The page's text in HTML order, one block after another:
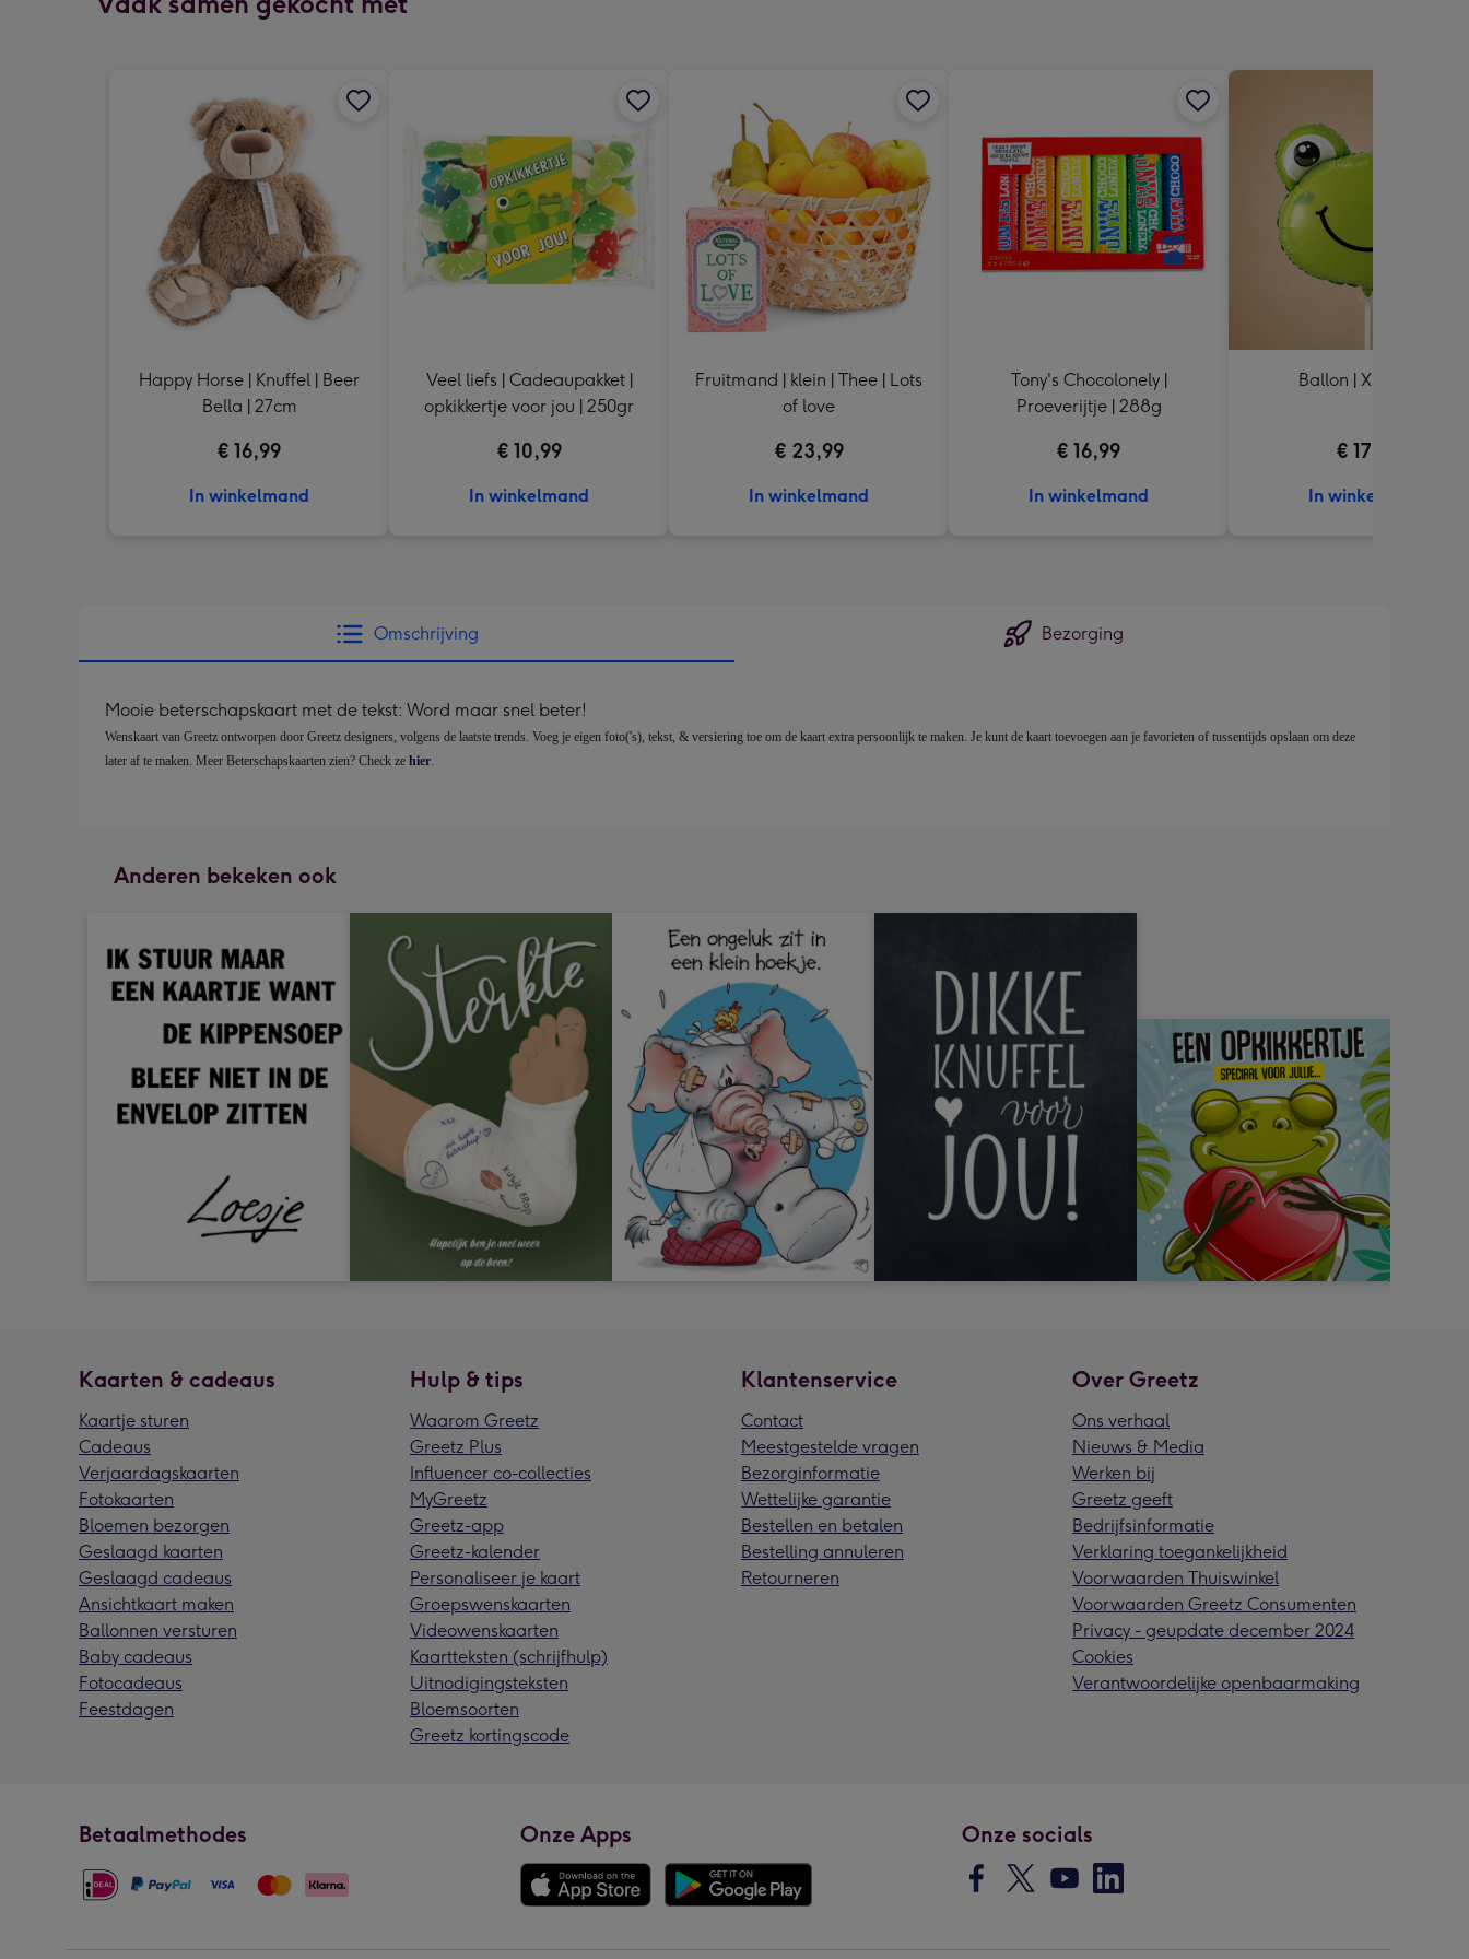
Happy Horse | Knuffel | Beer
Bella | 27cm
€ 16,99
In winkelmand
Veel liefs | Cadeaupakket |
opkikkertje voor jou | 250gr
€ 10,99
In winkelmand
Fruitmand | klein | Thee | Lots
of love
€ 23,99
In winkelmand
Tony's Chocolonely |
Proeverijtje | 288g
€ 16,99
In winkelmand
Ballon | XL | Kikker
€ 17,99
In winkelmand
Omschrijving Bezorging
Mooie beterschapskaart met de tekst: Word maar snel beter!
Wenskaart van Greetz ontworpen door Greetz designers, volgens de laatste trends. Voeg je eigen foto('s), tekst, & versiering toe om de kaart extra persoonlijk te maken. Je kunt de kaart toevoegen aan je favorieten of tussentijds opslaan om deze
later af te maken. Meer Beterschapskaarten zien? Check ze hier.
Anderen bekeken ook
Kaarten & cadeaus
Kaartje sturen
Cadeaus
Verjaardagskaarten
Fotokaarten
Bloemen bezorgen
Geslaagd kaarten
Geslaagd cadeaus
Ansichtkaart maken
Ballonnen versturen
Baby cadeaus
Fotocadeaus
Feestdagen
Hulp & tips
Waarom Greetz
Greetz Plus
Influencer co-collecties
MyGreetz
Greetz-app
Greetz-kalender
Personaliseer je kaart
Groepswenskaarten
Videowenskaarten
Kaartteksten (schrijfhulp)
Uitnodigingsteksten
Bloemsoorten
Greetz kortingscode
Klantenservice
Contact
Meestgestelde vragen
Bezorginformatie
Wettelijke garantie
Bestellen en betalen
Bestelling annuleren
Retourneren
Over Greetz
Ons verhaal
Nieuws & Media
Werken bij
Greetz geeft
Bedrijfsinformatie
Verklaring toegankelijkheid
Voorwaarden Thuiswinkel
Voorwaarden Greetz Consumenten
Privacy - geupdate december 2024
Cookies
Verantwoordelijke openbaarmaking
Betaalmethodes Onze Apps Onze socials